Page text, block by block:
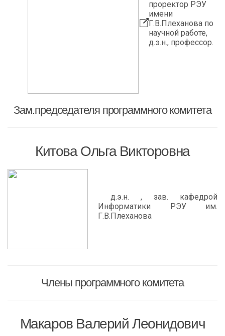
проректор РЭУ
имени
Г.В.Плеханова по
научной работе,
д.э.н., профессор.
Зам.председателя программного комитета
Китова Ольга Викторовна
д.э.н. , зав. кафедрой
Информатики РЭУ им.
Г.В.Плеханова
Члены программного комитета
Макаров Валерий Леонидович